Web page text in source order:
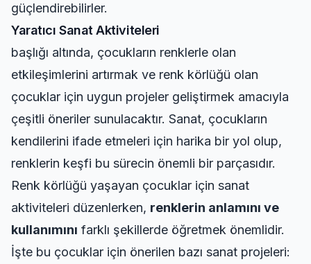
güçlendirebilirler.
Yaratıcı Sanat Aktiviteleri
başlığı altında, çocukların renklerle olan
etkileşimlerini artırmak ve renk körlüğü olan
çocuklar için uygun projeler geliştirmek amacıyla
çeşitli öneriler sunulacaktır. Sanat, çocukların
kendilerini ifade etmeleri için harika bir yol olup,
renklerin keşfi bu sürecin önemli bir parçasıdır.
Renk körlüğü yaşayan çocuklar için sanat
aktiviteleri düzenlerken, renklerin anlamını ve
kullanımını farklı şekillerde öğretmek önemlidir.
İşte bu çocuklar için önerilen bazı sanat projeleri: